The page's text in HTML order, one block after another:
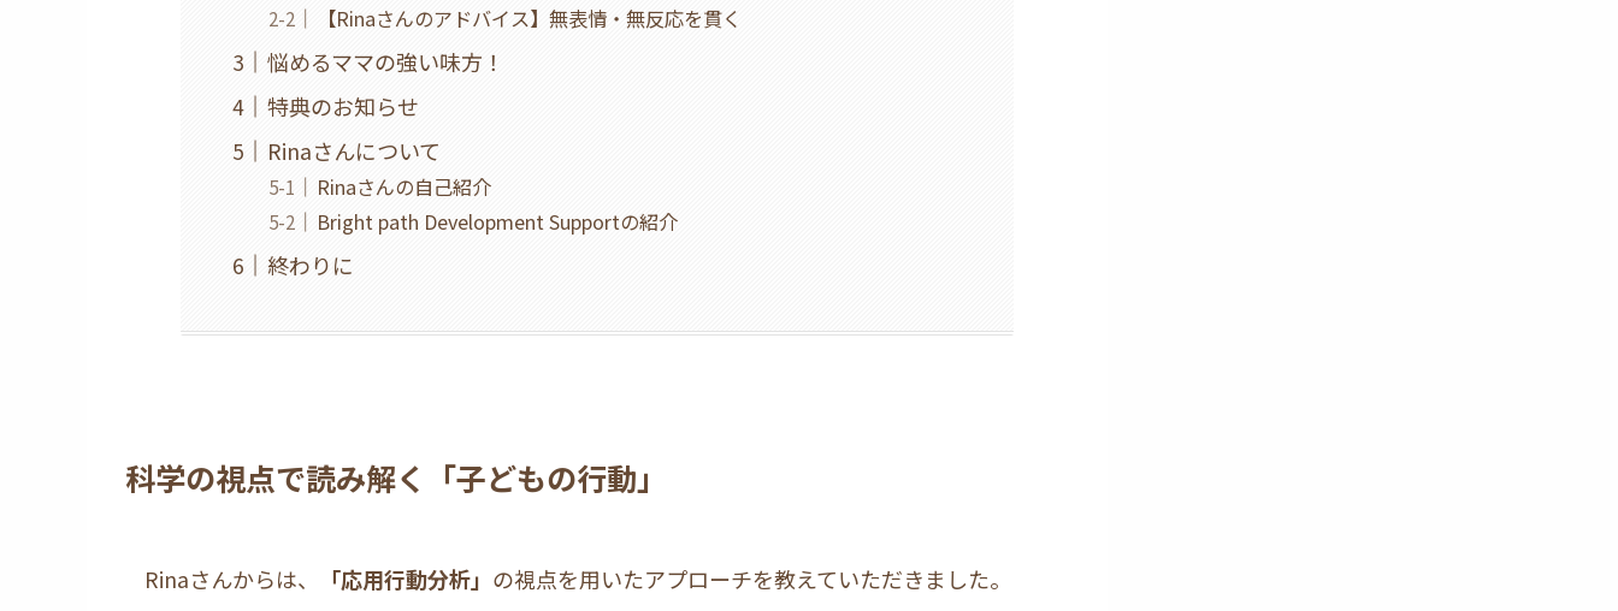
【Rinaさんのアドバイス】無表情・無反応を貫く
悩めるママの強い味方！
特典のお知らせ
Rinaさんについて
Rinaさんの自己紹介
Bright path Development Supportの紹介
終わりに
科学の視点で読み解く「子どもの行動」
Rinaさんからは、 「応用行動分析」 の視点を用いたアプローチを教えていただきました。